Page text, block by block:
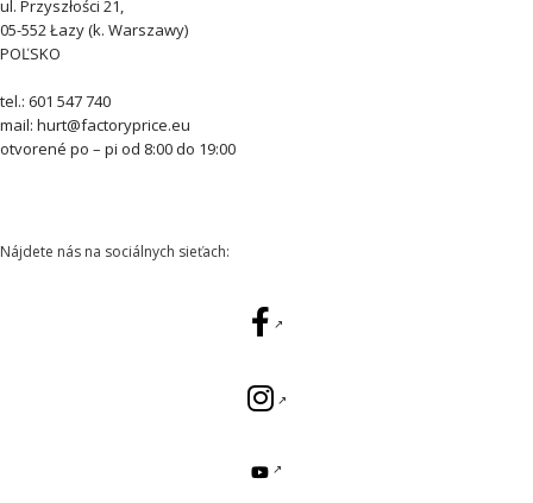
ul. Przyszłości 21,
05-552 Łazy (k. Warszawy)
POĽSKO
tel.: 601 547 740
mail: hurt@factoryprice.eu
otvorené po – pi od 8:00 do 19:00
Nájdete nás na sociálnych sieťach: